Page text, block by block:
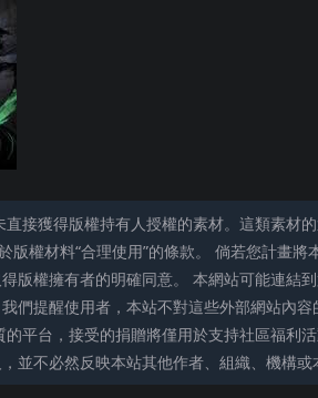
接獲得版權持有人授權的素材。這類素材
權材料“合理使用”的條款。 倘若您計畫將
版權擁有者的明確同意。 本網站可能連結
們提醒使用者，本站不對這些外部網站內
平台，接受的捐贈將僅用於支持社區福利
並不必然反映本站其他作者、組織、機構或